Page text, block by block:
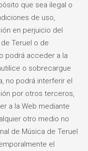
que sea ilegal o
de uso,
en perjuicio del
Teruel o de
podrá acceder a la
o sobrecargue
no podrá interferir el
por otros terceros,
a la Web mediante
otro medio no
de Música de Teruel
el